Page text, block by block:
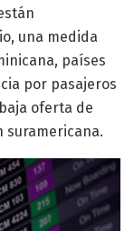
una medida
países
por pasajeros
oferta de
suramericana.